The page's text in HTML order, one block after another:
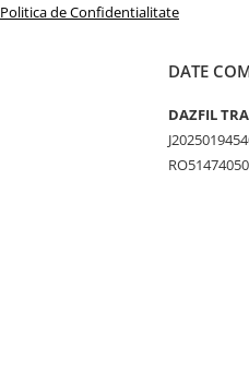
Politica de Confidentialitate
DATE
DAZFIL
RO51474050